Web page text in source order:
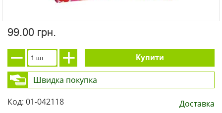
99.00 грн.
Купити
Швидка покупка
Код: 01-042118
Доставка